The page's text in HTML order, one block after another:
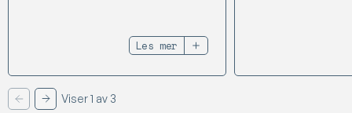
Les mer
ForrigeNesteViser 1 av 3